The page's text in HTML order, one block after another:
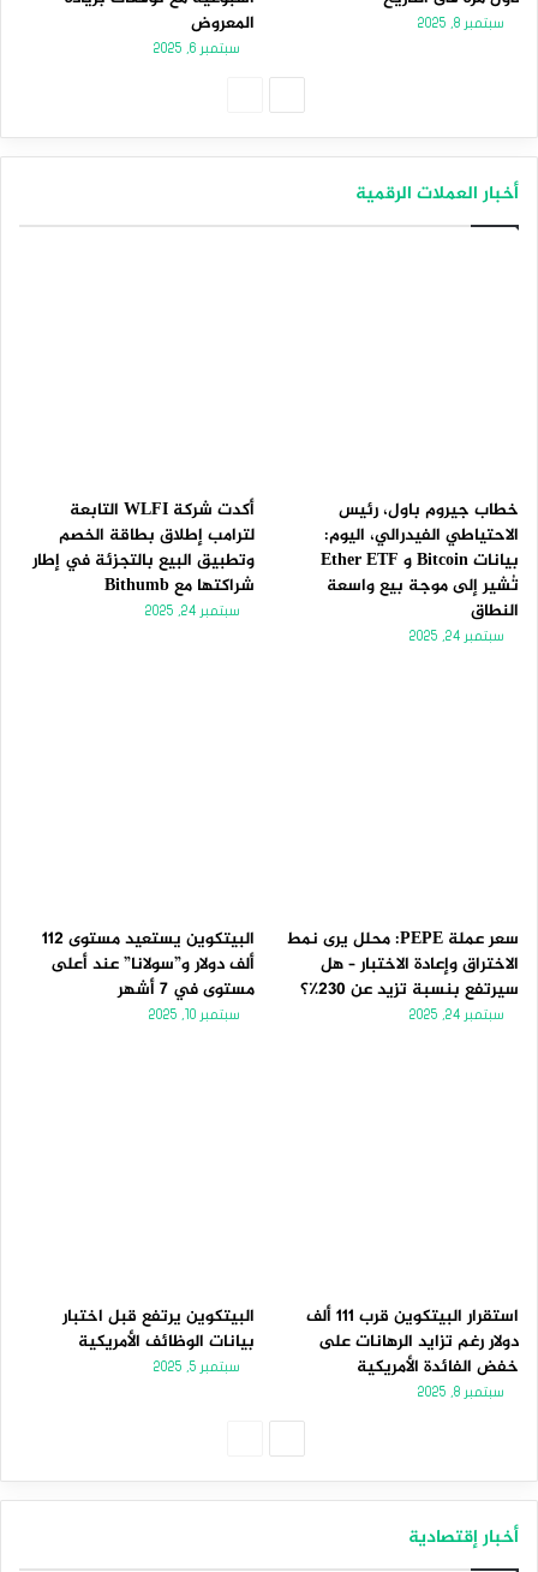
سبتمبر 8, 2025
المعروض
سبتمبر 6, 2025
أخبار العملات الرقمية
خطاب جيروم باول، رئيس
الاحتياطي الفيدرالي، اليوم:
بيانات Bitcoin و Ether ETF
تُشير إلى موجة بيع واسعة
النطاق
سبتمبر 24, 2025
أكدت شركة WLFI التابعة
لترامب إطلاق بطاقة الخصم
وتطبيق البيع بالتجزئة في إطار
شراكتها مع Bithumb
سبتمبر 24, 2025
سعر عملة PEPE: محلل يرى نمط
الاختراق وإعادة الاختبار – هل
سيرتفع بنسبة تزيد عن 230٪؟
سبتمبر 24, 2025
البيتكوين يستعيد مستوى 112
ألف دولار و”سولانا” عند أعلى
مستوى في 7 أشهر
سبتمبر 10, 2025
استقرار البيتكوين قرب 111 ألف
دولار رغم تزايد الرهانات على
خفض الفائدة الأمريكية
سبتمبر 8, 2025
البيتكوين يرتفع قبل اختبار
بيانات الوظائف الأمريكية
سبتمبر 5, 2025
أخبار إقتصادية